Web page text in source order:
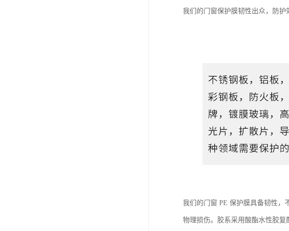
我们的门窗保护膜韧性出众，防护
我们的门窗 PE 保护膜具备韧性，
物理损伤。胶系采用酸酯水性胶